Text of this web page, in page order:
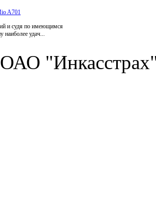
и судя по имеющимся
наиболее удач...